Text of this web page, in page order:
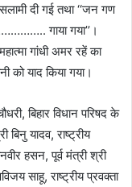
दी गई तथा ‘‘जन गण
गाया गया’’।
गांधी अमर रहें का
को याद किया गया।
बिहार विधान परिषद के
बिनु यादव, राष्ट्रीय
हसन, पूर्व मंत्री श्री
साहू, राष्ट्रीय प्रवक्ता